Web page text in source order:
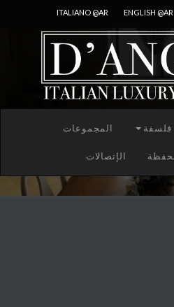
ITALIANO @AR ENGLISH @AR
فلسفة المجموعات
الإتصالات